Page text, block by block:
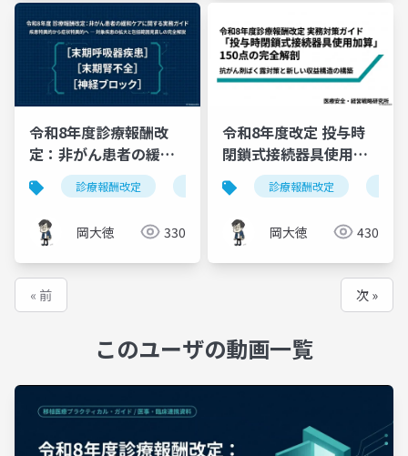
令和8年度診療報酬改
定：非がん患者の緩和
ケア見直し｜対象疾患
の拡大と包括範囲の完
全解説
診療報酬改定 緩和ケア 令和8年度改定
岡大徳 330
令和8年度改定 投与時
閉鎖式接続器具使用加
算150点の完全ガイド｜
抗がん剤ばく露対策と
算定要件
診療報酬改定
岡大徳 430
« 前 次 »
このユーザの動画一覧